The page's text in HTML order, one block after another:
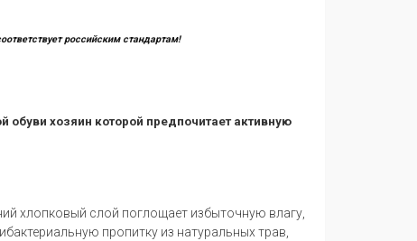
российским стандартам!
обуви хозяин которой предпочитает активную
хлопковый слой поглощает избыточную влагу,
пропитку из натуральных трав,